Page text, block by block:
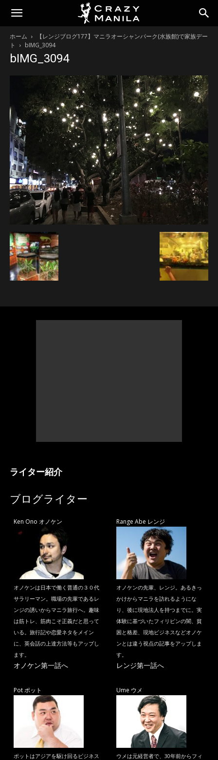
ホーム
【レンジブログ177】マニラオーシャンパーク(水族館)で家族デー
ト
bIMG_3094
bIMG_3094
ライター紹介
ブログライター
Ken Ono オノケン
オノケンは日本で働く普通の３０代
サラリーマン。職場の先輩であるレ
ンジの誘いからマニラ旅行へ。趣味
は筋トレ、筋肉こそ正義だと思って
いる。旅行記や恋愛ネタをメイン
に、英会話の上達方法等もアップし
ます。
オノケン第一話へ
Range Abe レンジ
オノケンの先輩、レンジ。あるきっ
かけからマニラを訪れるようにな
り、後に現地法人を持つまでに。実
体験に基づいたフィリピンの闇、貧
困と格差、現地ビジネスなどオノケ
ンとは違う視点の記事をアップしま
す。
レンジ第一話へ
Pot ポット
ポットはアジアを駆け回るビジネス
Ume ウメ
ウメは元経営者で、30年前からフィ